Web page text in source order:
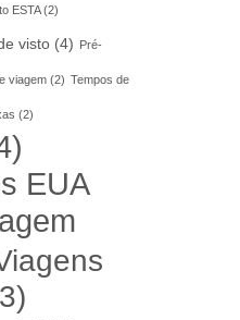
ESTA(2)
visto(4) Pré-
viagem(2) Tempos de
(2)
EUA